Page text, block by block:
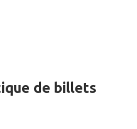
de billets